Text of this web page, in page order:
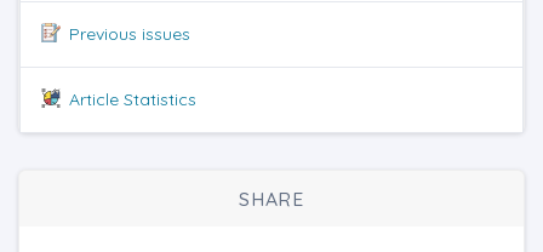
Previous issues
Article Statistics
SHARE